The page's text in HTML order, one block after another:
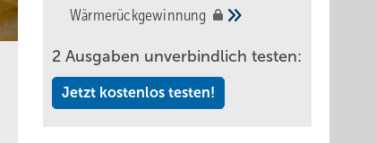
Wärmerückgewinnung
2 Ausgaben unverbindlich testen:
Jetzt kostenlos testen!